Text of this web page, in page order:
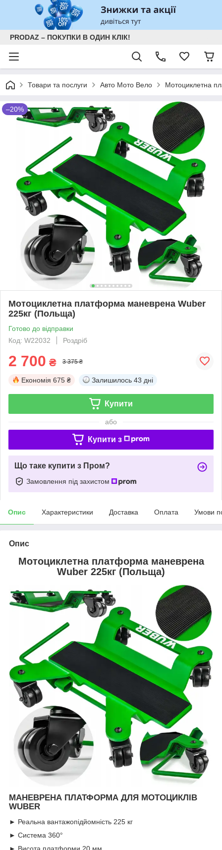
PRODAZ – ПОКУПКИ В ОДИН КЛІК!
Товари та послуги Авто Мото Вело Мотоциклетна
–20%
Мотоциклетна платформа маневрена Wuber
225кг (Польща)
Готово до відправки
Код: W22032
Роздріб
2 700 ₴ 3 375 ₴
Економія 675 ₴ Залишилось 43 дні
Купити
або
Купити з
Що таке купити з Пром?
Замовлення під захистом
Опис Характеристики Доставка Оплата Умови
Опис
Мотоциклетна платформа маневрена
Wuber 225кг (Польща)
МАНЕВРЕНА ПЛАТФОРМА ДЛЯ МОТОЦИКЛІВ
WUBER
► Реальна вантажопідйомність 225 кг
► Система 360°
► Висота платформи 20 мм